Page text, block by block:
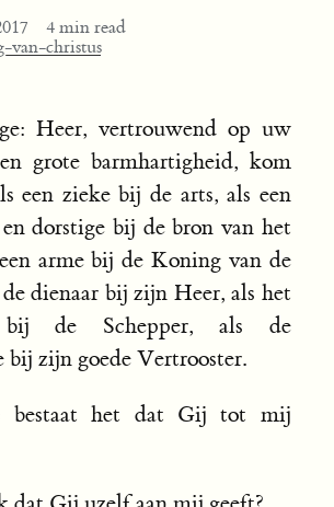
4 min read
van-christus
Heer, vertrouwend op uw
grote barmhartigheid, kom
een zieke bij de arts, als een
dorstige bij de bron van het
arme bij de Koning van de
dienaar bij zijn Heer, als het
bij de Schepper, als de
bij zijn goede Vertrooster.
bestaat het dat Gij tot mij